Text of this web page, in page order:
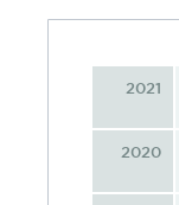
2021
2020